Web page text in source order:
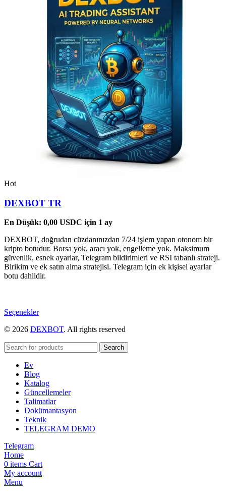
Hot
DEXBOT TR
En Düşük: 0,00 USDC için 1 ay
DEXBOT, doğrudan cüzdanınızdan 7/24 işlem yapan otonom bir
kripto botudur. Borsa yok, aracı yok, engelleme yok. Maksimum
güvenlik, esnek ayarlar, Telegram bildirimleri ve RSI tabanlı strateji.
Birikim ve ek satın alma stratejisi. Telegram için ek kişisel ayarlar
botu dahildir.
SeçeneklerBu
birden
varyasyonu
ürün
sayfasından
seçilebilir
© 2026 DEXBOT. All rights reserved
Search
Ev
Blog
Katalog
Güncellemeler
Talimatlar
Dokümantasyon
Teknik
TELEGRAM DEMO
Telegram
Home
0 items Cart
My account
Menu